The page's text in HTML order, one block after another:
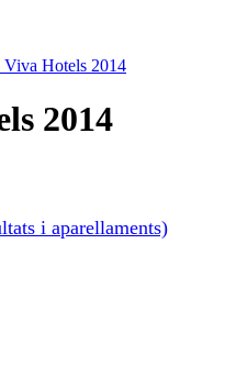
Viva Hotels 2014
2014
i aparellaments)